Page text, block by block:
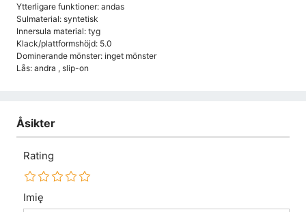
Ytterligare funktioner: andas
Sulmaterial: syntetisk
Innersula material: tyg
Klack/plattformshöjd: 5.0
Dominerande mönster: inget mönster
Lås: andra , slip-on
Åsikter
Rating
Imię